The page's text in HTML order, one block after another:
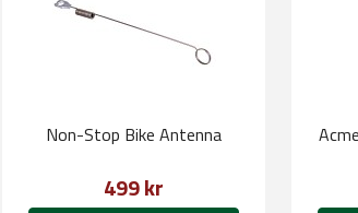
Non-Stop Bike Antenna
499 kr